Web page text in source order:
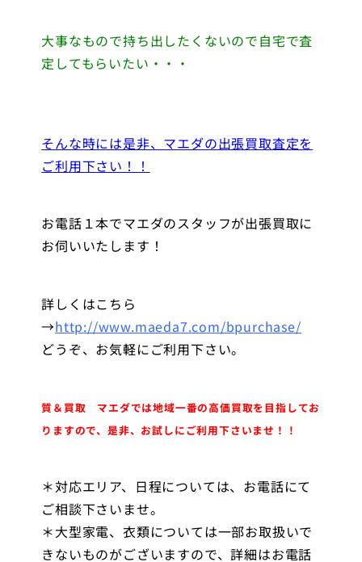
大事なもので持ち出したくないので自宅で査
定してもらいたい・・・
そんな時には是非、マエダの出張買取査定を
ご利用下さい！！
お電話１本でマエダのスタッフが出張買取に
お伺いいたします！
詳しくはこちら
→http://www.maeda7.com/bpurchase/
どうぞ、お気軽にご利用下さい。
質＆買取 マエダでは地域一番の高価買取を目指してお
りますので、是非、お試しにご利用下さいませ！！
＊対応エリア、日程については、お電話にて
ご相談下さいませ。
＊大型家電、衣類については一部お取扱いで
きないものがございますので、詳細はお電話